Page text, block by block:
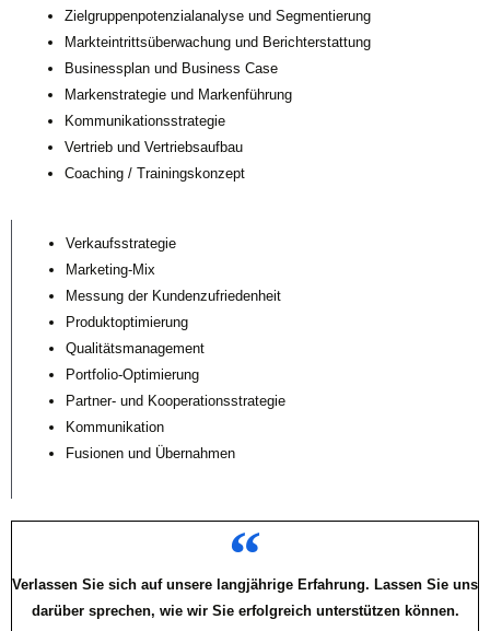
Zielgruppenpotenzialanalyse und Segmentierung
Markteintrittsüberwachung und Berichterstattung
Businessplan und Business Case
Markenstrategie und Markenführung
Kommunikationsstrategie
Vertrieb und Vertriebsaufbau
Coaching / Trainingskonzept
Verkaufsstrategie
Marketing-Mix
Messung der Kundenzufriedenheit
Produktoptimierung
Qualitätsmanagement
Portfolio-Optimierung
Partner- und Kooperationsstrategie
Kommunikation
Fusionen und Übernahmen
Verlassen Sie sich auf unsere langjährige Erfahrung. Lassen Sie uns
darüber sprechen, wie wir Sie erfolgreich unterstützen können.